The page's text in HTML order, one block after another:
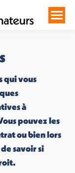
qui vous
à
pouvez les
ou bien lors
savoir si